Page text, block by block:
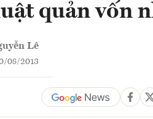
quản vốn
Lê
08/2013